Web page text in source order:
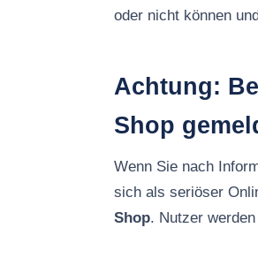
oder nicht können
Achtung:
Shop
Wenn Sie nach
sich als seriöser
Shop. Nutzer